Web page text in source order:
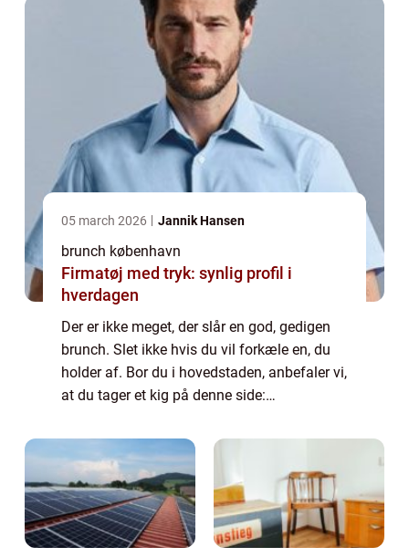
05 march 2026 Jannik Hansen
brunch københavn
Firmatøj med tryk: synlig profil i
hverdagen
Der er ikke meget, der slår en god, gedigen
brunch. Slet ikke hvis du vil forkæle en, du
holder af. Bor du i hovedstaden, anbefaler vi,
at du tager et kig på denne side:
sikkerhed kunne finde en restaurant elle...